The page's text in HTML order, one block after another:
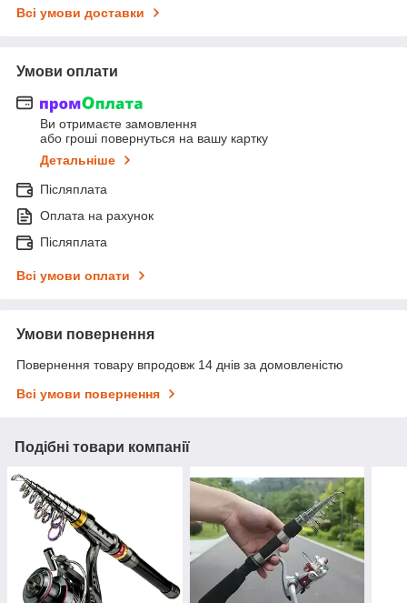
Всі умови доставки
Умови оплати
Ви отримаєте замовлення
або гроші повернуться на вашу картку
Детальніше
Післяплата
Оплата на рахунок
Післяплата
Всі умови оплати
Умови повернення
Повернення товару впродовж 14 днів за домовленістю
Всі умови повернення
Подібні товари компанії